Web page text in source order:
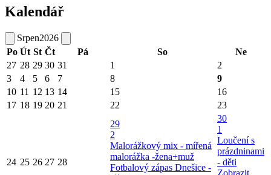
Kalendář
Srpen2026
Po Út St Čt Pá So
Ne
27 28 29 30 31 1
2
3
4 5 6 7 8
9
10 11 12 13 14 15
16
17 18 19 20 21 22 23
24 25 26 27 28
29
2
Malorážkový mix - mířená
malorážka -žena+muž
Fotbalový zápas Dnešice -
30
1
Loučení s
prázdninami
- děti
Zobrazit